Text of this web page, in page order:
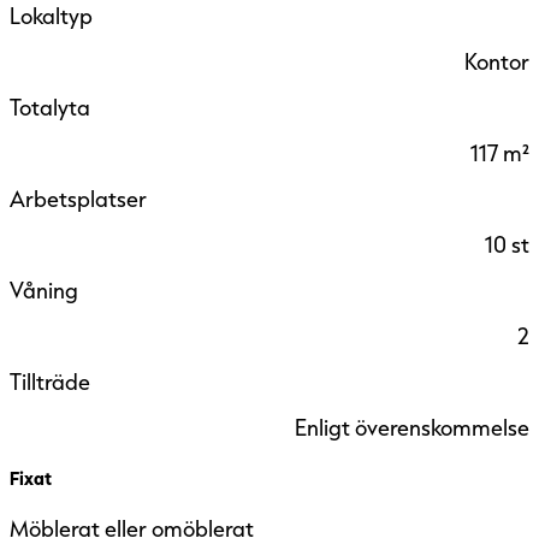
Lokaltyp
Kontor
Totalyta
117 m²
Arbetsplatser
10 st
Våning
2
Tillträde
Enligt överenskommelse
Fixat
Möblerat eller omöblerat